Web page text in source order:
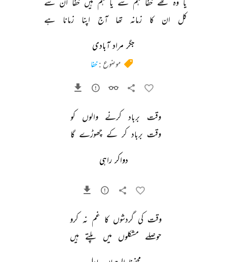
کل
ان کا زمانہ تھا آج اپنا زمانا ہے
جگر مراد آبادی
موضوع :خفا
وقت برباد کرنے والوں
کو
وقت برباد کر کے چھوڑے گا
دواکر راہی
وقت کی گردشوں کا غم نہ کرو
حوصلے مشکلوں میں پلتے ہیں